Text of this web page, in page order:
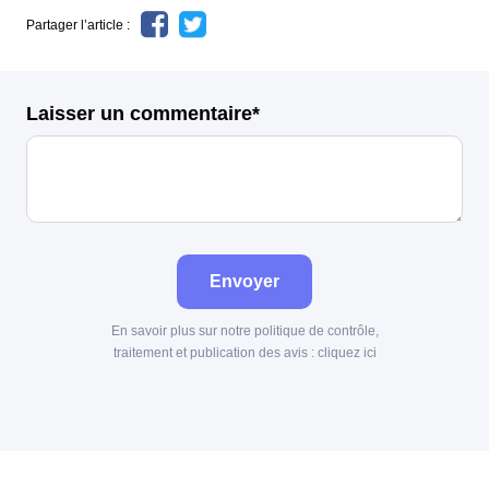
Partager l’article :
Laisser un commentaire*
Envoyer
En savoir plus sur notre politique de contrôle,
traitement et publication des avis : cliquez ici